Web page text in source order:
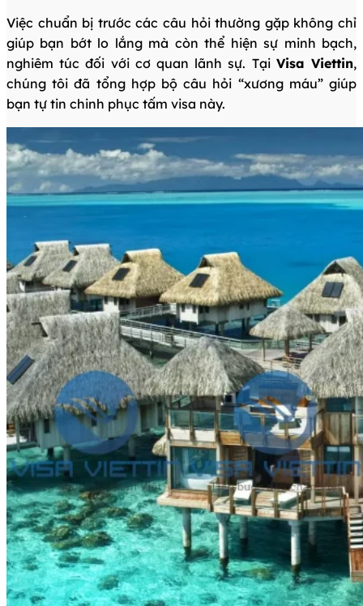
Việc chuẩn bị trước các câu hỏi thường gặp không chỉ
giúp bạn bớt lo lắng mà còn thể hiện sự minh bạch,
nghiêm túc đối với cơ quan lãnh sự. Tại Visa Viettin,
chúng tôi đã tổng hợp bộ câu hỏi “xương máu” giúp
bạn tự tin chinh phục tấm visa này.